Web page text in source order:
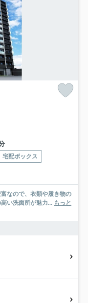
宅配ボックス
なので、衣類や履き物の
い洗面所が魅力... もっと